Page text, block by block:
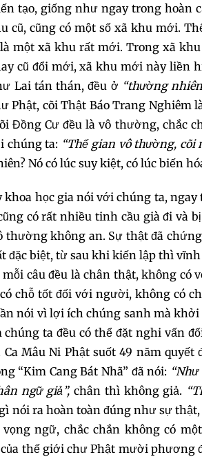
tạo, giống như ngay trong hoàn
cũ, cũng có một số xã khu mới.
một xã khu rất mới. Trong xã
cũ đổi mới, xã khu mới này liền
Lai tán thán, đều ở “thường
Phật, cõi Thật Báo Trang Nghiêm
Đồng Cư đều là vô thường, chắc
chúng ta: “Thế gian vô thường, cõi
Nó có lúc suy kiệt, có lúc biến
khoa học gia nói với chúng ta,
có rất nhiều tinh cầu già đi và
không an. Sự thật đã
đặc biệt, từ sau khi kiến lập thì
câu đều là chân thật, không
chỗ tốt đối với người, không có
nói vì lợi ích chúng sanh mà
ta đều có thể đặt nghi vấn
Mâu Ni Phật suốt 49 năm
“Kim Cang Bát Nhã” đã nói:
ngữ giả”, chân thì không giả.
nói ra hoàn toàn đúng như sự
ngữ, chắc chắn không có
thế giới chư Phật mười phương